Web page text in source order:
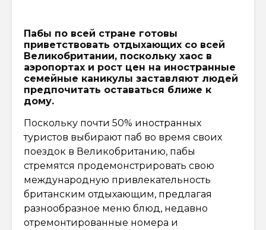
Пабы по всей стране готовы
приветствовать отдыхающих со всей
Великобритании, поскольку хаос в
аэропортах и рост цен на иностранные
семейные каникулы заставляют людей
предпочитать оставаться ближе к
дому.
Поскольку почти 50% иностранных
туристов выбирают паб во время своих
поездок в Великобританию, пабы
стремятся продемонстрировать свою
международную привлекательность
британским отдыхающим, предлагая
разнообразное меню блюд, недавно
отремонтированные номера и